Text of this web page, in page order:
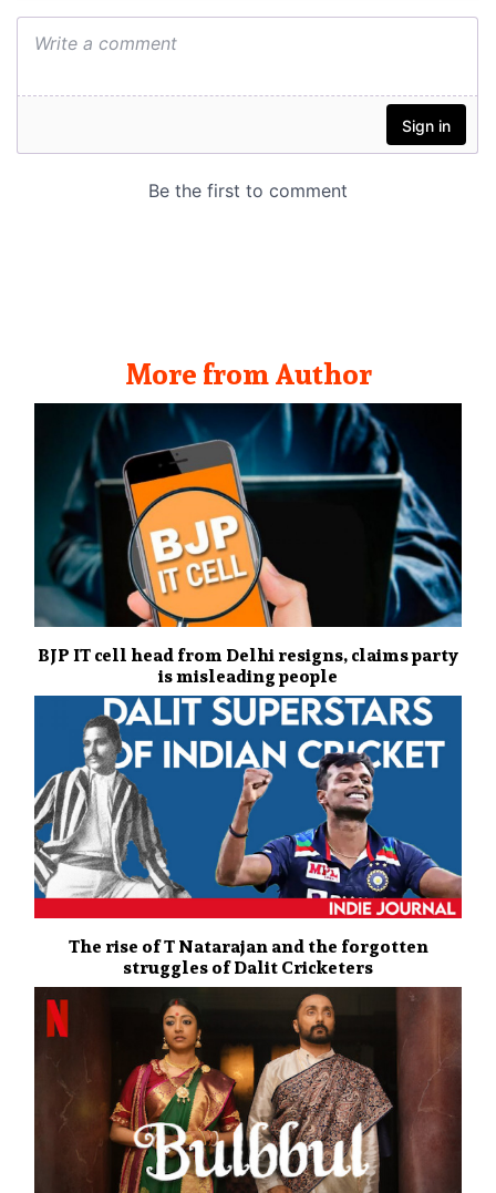
More from Author
BJP IT cell head from Delhi resigns, claims party
is misleading people
The rise of T Natarajan and the forgotten
struggles of Dalit Cricketers